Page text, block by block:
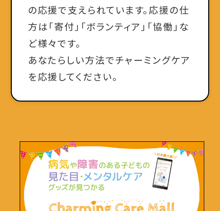
の応援で支えられています。応援の仕
方は「寄付」「ボランティア」「協働」な
ど様々です。
あなたらしい方法でチャーミングケア
を応援してください。